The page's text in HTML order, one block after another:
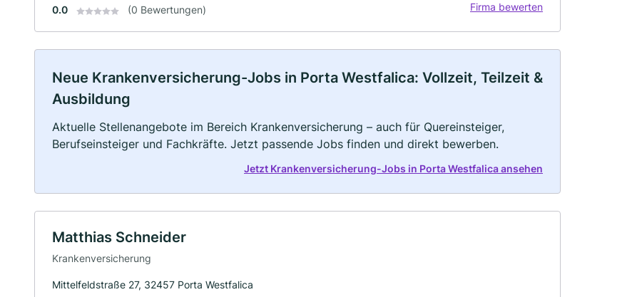
0.0 (0 Bewertungen) Firma bewerten
Neue Krankenversicherung-Jobs in Porta Westfalica: Vollzeit, Teilzeit &
Ausbildung
Aktuelle Stellenangebote im Bereich Krankenversicherung – auch für Quereinsteiger,
Berufseinsteiger und Fachkräfte. Jetzt passende Jobs finden und direkt bewerben.
Jetzt Krankenversicherung-Jobs in Porta Westfalica ansehen
Matthias Schneider
Krankenversicherung
Mittelfeldstraße 27, 32457 Porta Westfalica